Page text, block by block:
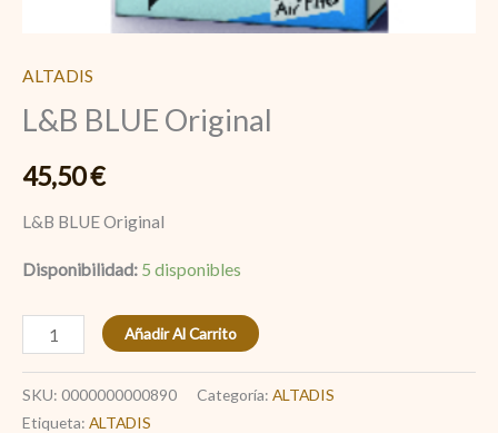
ALTADIS
L&B BLUE Original
45,50€
L&B BLUE Original
Disponibilidad: 5 disponibles
Añadir Al Carrito
SKU: 0000000000890 Categoría: ALTADIS
Etiqueta: ALTADIS